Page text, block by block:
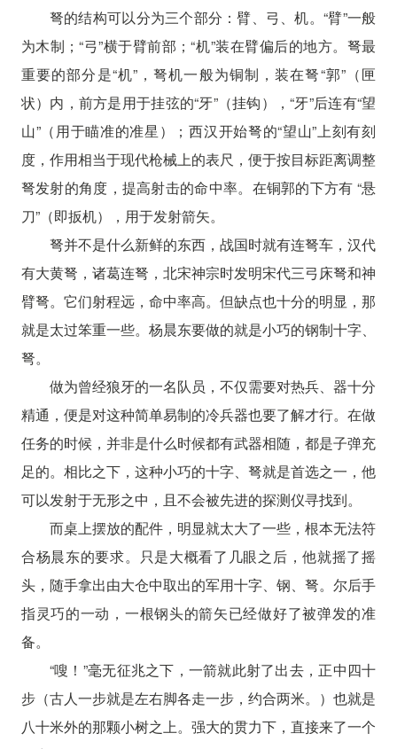
弩的结构可以分为三个部分：臂、弓、机。“臂”一般
为木制；“弓”横于臂前部；“机”装在臂偏后的地方。弩最
重要的部分是“机”，弩机一般为铜制，装在弩“郭”（匣
状）内，前方是用于挂弦的“牙”（挂钩），“牙”后连有“望
山”（用于瞄准的准星）；西汉开始弩的“望山”上刻有刻
度，作用相当于现代枪械上的表尺，便于按目标距离调整
弩发射的角度，提高射击的命中率。在铜郭的下方有 “悬
刀”（即扳机），用于发射箭矢。
弩并不是什么新鲜的东西，战国时就有连弩车，汉代
有大黄弩，诸葛连弩，北宋神宗时发明宋代三弓床弩和神
臂弩。它们射程远，命中率高。但缺点也十分的明显，那
就是太过笨重一些。杨晨东要做的就是小巧的钢制十字、
弩。
做为曾经狼牙的一名队员，不仅需要对热兵、器十分
精通，便是对这种简单易制的冷兵器也要了解才行。在做
任务的时候，并非是什么时候都有武器相随，都是子弹充
足的。相比之下，这种小巧的十字、弩就是首选之一，他
可以发射于无形之中，且不会被先进的探测仪寻找到。
而桌上摆放的配件，明显就太大了一些，根本无法符
合杨晨东的要求。只是大概看了几眼之后，他就摇了摇
头，随手拿出由大仓中取出的军用十字、钢、弩。尔后手
指灵巧的一动，一根钢头的箭矢已经做好了被弹发的准
备。
“嗖！”毫无征兆之下，一箭就此射了出去，正中四十
步（古人一步就是左右脚各走一步，约合两米。）也就是
八十米外的那颗小树之上。强大的贯力下，直接来了一个